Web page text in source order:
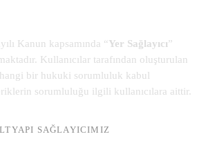
Kanun kapsamında “Yer Sağlayıcı”
Kullanıcılar tarafından oluşturulan
bir hukuki sorumluluk kabul
sorumluluğu ilgili kullanıcılara aittir.
SAĞLAYICIMIZ